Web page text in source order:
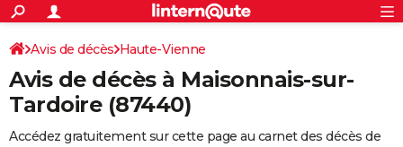
ACTUALITÉS
Politique
Société
Faits Divers
Education
Monde
Villes
+
SPORT
Coupe du monde 2026
Football
Tennis
Cyclisme
Rugby
Forum
CULTURE
FINANCE
S'inscrire
Connexion
Avis de décès Haute-Vienne
Avis de décès à Maisonnais-sur-
Tardoire (87440)
Accédez gratuitement sur cette page au carnet des décès de